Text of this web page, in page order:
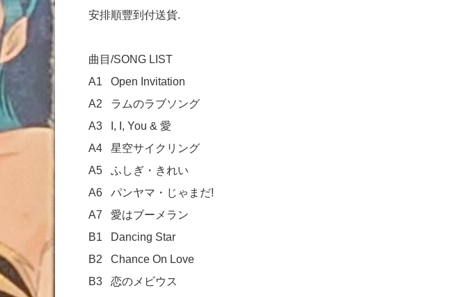
安排順豐到付送貨.
曲目/SONG LIST
A1	Open Invitation
A2	ラムのラブソング
A3	I, I, You & 愛
A4	星空サイクリング
A5	ふしぎ・きれい
A6	パンヤマ・じゃまだ!
A7	愛はブーメラン
B1	Dancing Star
B2	Chance On Love
B3	恋のメビウス